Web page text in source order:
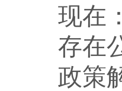
现在：
存在
政策